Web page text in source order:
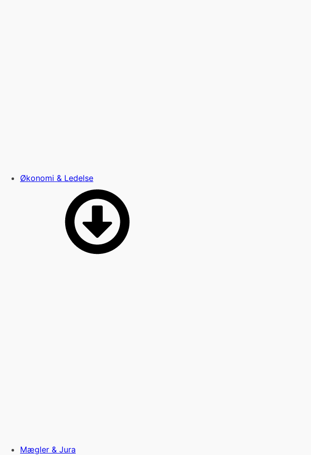
Økonomi & Ledelse
Mægler & Jura